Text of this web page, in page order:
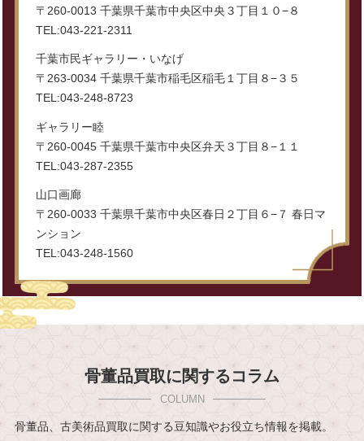
〒260-0013 千葉県千葉市中央区中央３丁目１０−８
TEL:043-221-2311
千葉市民ギャラリー・いなげ
〒263-0034 千葉県千葉市稲毛区稲毛１丁目８−３５
TEL:043-248-8723
ギャラリー睦
〒260-0045 千葉県千葉市中央区弁天３丁目８−１１
TEL:043-287-2355
山口画廊
〒260-0033 千葉県千葉市中央区春日２丁目６−７ 春日マ
ンション
TEL:043-248-1560
骨董品買取に関するコラム
骨董品、古美術品買取に関する豆知識やお役立ち情報を掲載。